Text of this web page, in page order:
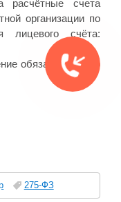
расчётные счета
организации по
лицевого счёта:
обязательств по
275-ФЗ